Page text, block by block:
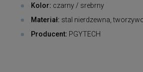
Kolor: czarny / srebrny
Materiał: stal nierdzewna,
Producent: PGYTECH